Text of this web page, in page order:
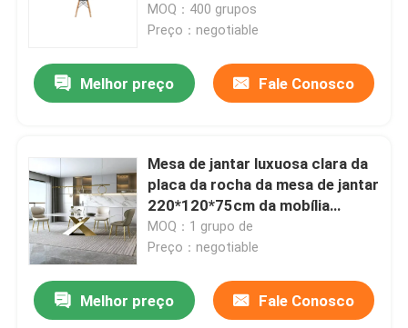
MOQ：400 grupos
Preço：negotiable
Melhor preço Fale Conosco
Mesa de jantar luxuosa clara da
placa da rocha da mesa de jantar
220*120*75cm da mobília
italiana
MOQ：1 grupo de
Preço：negotiable
Melhor preço Fale Conosco